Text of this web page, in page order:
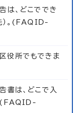
は、どこででき
）。(FAQID-
役所でもできま
書は、どこで入
(FAQID-